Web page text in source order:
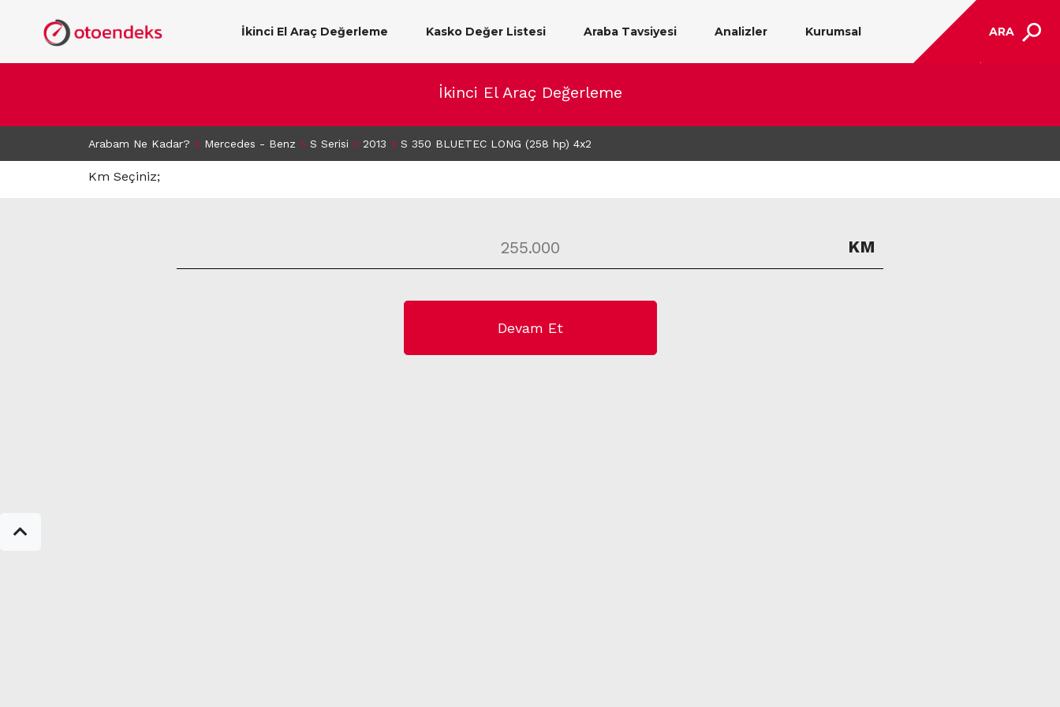
İkinci El Araç Değerleme Kasko Değer Listesi Araba Tavsiyesi Analizler Kurumsal ARA
İkinci El Araç Değerleme
Arabam Ne Kadar? > Mercedes - Benz > S Serisi > 2013 > S 350 BLUETEC LONG (258 hp) 4x2
Km Seçiniz;
KM
Devam Et